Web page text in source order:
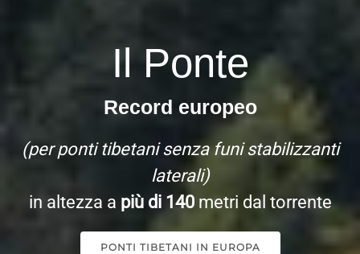
Il Ponte
Record europeo
(per ponti tibetani senza funi stabilizzanti
laterali)
in altezza a più di 140metri dal torrente
PONTI TIBETANI IN EUROPA